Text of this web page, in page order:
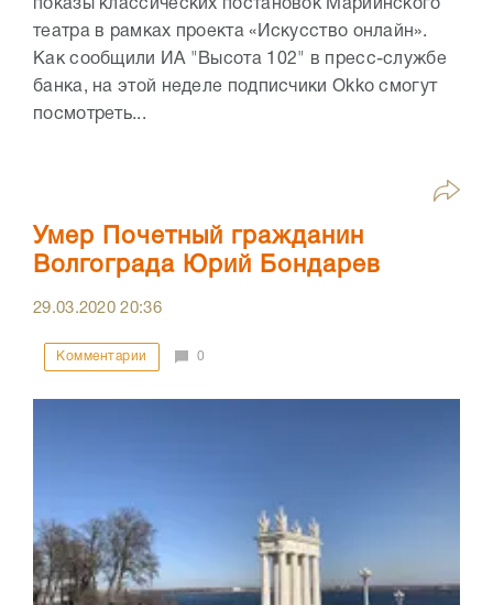
показы классических постановок Мариинского
театра в рамках проекта «Искусство онлайн».
Как сообщили ИА "Высота 102" в пресс-службе
банка, на этой неделе подписчики Okko смогут
посмотреть...
Умер Почетный гражданин
Волгограда Юрий Бондарев
29.03.202020:36
Комментарии 0